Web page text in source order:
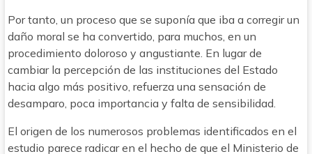
Por tanto, un proceso que se suponía que iba a corregir un
daño moral se ha convertido, para muchos, en un
procedimiento doloroso y angustiante. En lugar de
cambiar la percepción de las instituciones del Estado
hacia algo más positivo, refuerza una sensación de
desamparo, poca importancia y falta de sensibilidad.
El origen de los numerosos problemas identificados en el
estudio parece radicar en el hecho de que el Ministerio de